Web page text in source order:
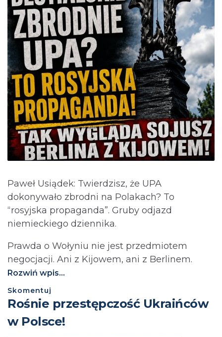
Paweł Usiądek: Twierdzisz, że UPA
dokonywało zbrodni na Polakach? To
“rosyjska propaganda”. Gruby odjazd
niemieckiego dziennika.
Prawda o Wołyniu nie jest przedmiotem
negocjacji. Ani z Kijowem, ani z Berlinem.⁩
Rozwiń wpis...
Skomentuj
Rośnie przestępczość Ukraińców
w Polsce!